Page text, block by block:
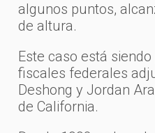
algunos puntos,
de altura.
Este caso está
fiscales federales
Deshong y Jordan
de California.